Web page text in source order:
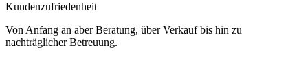
Kundenzufriedenheit
Von Anfang an aber Beratung, über Verkauf bis hin zu
nachträglicher Betreuung.